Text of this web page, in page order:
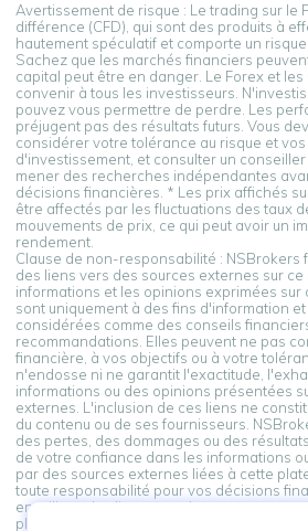
Avertissement de risque : Le trading sur le
différence (CFD), qui sont des produits à
hautement spéculatif et comporte un
Sachez que les marchés financiers
capital peut être en danger. Le Forex et les
convenir à tous les investisseurs.
pouvez vous permettre de perdre. Les
préjugent pas des résultats futurs. Vous
considérer votre tolérance au risque et
d'investissement, et consulter un
mener des recherches indépendantes
décisions financières. * Les prix affichés
être affectés par les fluctuations des taux
mouvements de prix, ce qui peut avoir un
rendement.
Clause de non-responsabilité : NSBrokers
des liens vers des sources externes sur ce
informations et les opinions exprimées sur
sont uniquement à des fins d'information
considérées comme des conseils
recommandations. Elles peuvent ne pas
financière, à vos objectifs ou à votre
n'endosse ni ne garantit l'exactitude,
informations ou des opinions présentées
externes. L'inclusion de ces liens ne
du contenu ou de ses fournisseurs.
des pertes, des dommages ou des
de votre confiance dans les informations
par des sources externes liées à cette
toute responsabilité pour vos décisions
en utilisant les liens vers des sources
plateforme, vous reconnaissez et